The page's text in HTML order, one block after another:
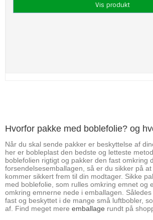
Vis produkt
Hvorfor pakke med boblefolie? og
Når du skal sende pakker er beskyttelse af
her er bobleplast den bedste og letteste
boblefolien rigtigt og pakker den fast omkring
forsendelsesemballagen, så er du sikker på
kommer sikkert frem til din modtager. Sikke
med boblefolie, som rulles omkring emnet og
omkring emnerne nede i emballagen.
fast og beskyttet i de mange små luftbobler,
af. Find meget mere emballage rundt på